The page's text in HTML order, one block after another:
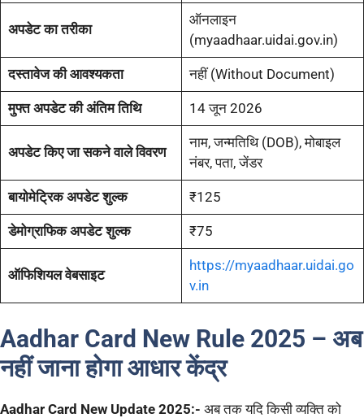
अपडेट का तरीका
ऑनलाइन
(myaadhaar.uidai.gov.in)
दस्तावेज की आवश्यकता नहीं (Without Document)
मुफ्त अपडेट की अंतिम तिथि 14 जून 2026
अपडेट किए जा सकने वाले विवरण
नाम, जन्मतिथि (DOB), मोबाइल
नंबर, पता, जेंडर
बायोमेट्रिक अपडेट शुल्क ₹125
डेमोग्राफिक अपडेट शुल्क ₹75
ऑफिशियल वेबसाइट
https://myaadhaar.uidai.go
v.in
Aadhar Card New Rule 2025 – अब
नहीं जाना होगा आधार केंद्र
Aadhar Card New Update 2025:- अब तक यदि किसी व्यक्ति को